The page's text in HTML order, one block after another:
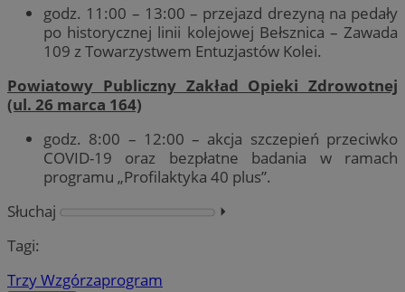
godz. 11:00 – 13:00 – przejazd drezyną na pedały
po historycznej linii kolejowej Bełsznica – Zawada
109 z Towarzystwem Entuzjastów Kolei.
Powiatowy Publiczny Zakład Opieki Zdrowotnej
(ul. 26 marca 164)
godz. 8:00 – 12:00 – akcja szczepień przeciwko
COVID-19 oraz bezpłatne badania w ramach
programu „Profilaktyka 40 plus”.
Słuchaj
⏵︎
Tagi:
Trzy Wzgórzaprogram